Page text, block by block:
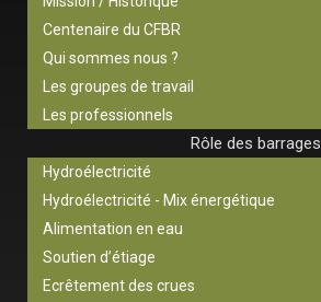
Centenaire du CFBR
Qui sommes nous ?
Les groupes de travail
Les professionnels
Rôle des barrages
Hydroélectricité
Hydroélectricité - Mix énergétique
Alimentation en eau
Soutien d’étiage
Ecrêtement des crues